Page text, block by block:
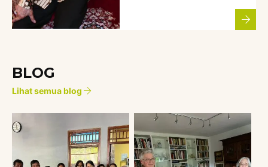
BLOG
Lihat semua blog